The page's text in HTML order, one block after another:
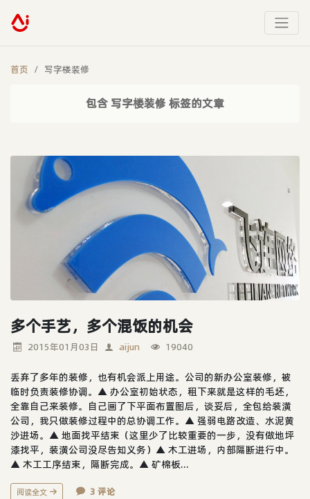
首页 写字楼装修
包含 写字楼装修 标签的文章
多个手艺，多个混饭的机会
2015年01月03日 aijun 19040
丢弃了多年的装修，也有机会派上用途。公司的新办公室装修，被
临时负责装修协调。▲ 办公室初始状态，租下来就是这样的毛坯，
全靠自己来装修。自己画了下平面布置图后，谈妥后，全包给装潢
公司，我只做装修过程中的总协调工作。▲ 强弱电路改造、水泥黄
沙进场。▲ 地面找平结束（这里少了比较重要的一步，没有做地坪
漆找平，装潢公司没尽告知义务）▲ 木工进场，内部隔断进行中。
▲ 木工工序结束，隔断完成。▲ 矿棉板...
阅读全文 3 评论